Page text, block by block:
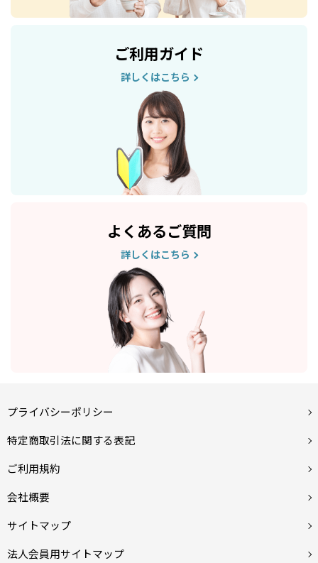
ご利用ガイド
詳しくはこちら
よくあるご質問
詳しくはこちら
プライバシーポリシー
特定商取引法に関する表記
ご利用規約
会社概要
サイトマップ
法人会員用サイトマップ